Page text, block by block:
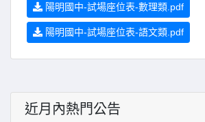
陽明國中-試場座位表-數理類.pdf
陽明國中-試場座位表-語文類.pdf
近月內熱門公告